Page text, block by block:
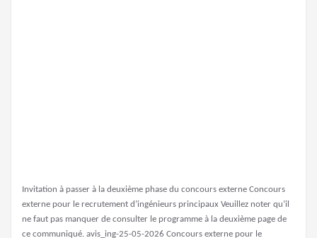
Invitation à passer à la deuxième phase du concours externe Concours
externe pour le recrutement d’ingénieurs principaux Veuillez noter qu’il
ne faut pas manquer de consulter le programme à la deuxième page de
ce communiqué. avis_ing-25-05-2026 Concours externe pour le